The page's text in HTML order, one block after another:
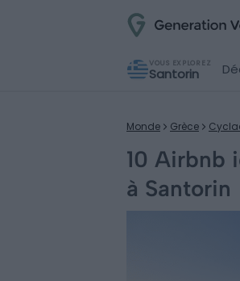
VOUS EXPLOREZ
Santorin
Monde Grèce
10 Airbnb
à Santorin